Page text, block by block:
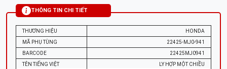
THÔNG TIN CHI TIẾT
THƯƠNG HIỆU
HONDA
MÃ PHỤ TÙNG
22425-MJ0-941
BARCODE
22425MJ0941
TÊN TIẾNG VIỆT
LY HỢP MỘT CHIỀU